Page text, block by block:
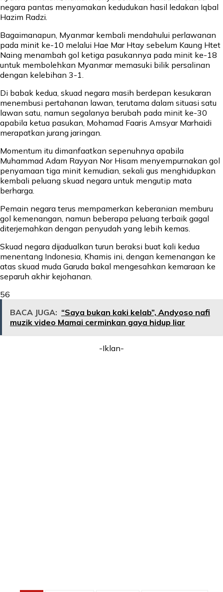
negara pantas menyamakan kedudukan hasil ledakan Iqbal
Hazim Radzi.
Bagaimanapun, Myanmar kembali mendahului perlawanan
pada minit ke-10 melalui Hae Mar Htay sebelum Kaung Htet
Naing menambah gol ketiga pasukannya pada minit ke-18
untuk membolehkan Myanmar memasuki bilik persalinan
dengan kelebihan 3-1.
Di babak kedua, skuad negara masih berdepan kesukaran
menembusi pertahanan lawan, terutama dalam situasi satu
lawan satu, namun segalanya berubah pada minit ke-30
apabila ketua pasukan, Mohamad Faaris Amsyar Marhaidi
merapatkan jurang jaringan.
Momentum itu dimanfaatkan sepenuhnya apabila
Muhammad Adam Rayyan Nor Hisam menyempurnakan gol
penyamaan tiga minit kemudian, sekali gus menghidupkan
kembali peluang skuad negara untuk mengutip mata
berharga.
Pemain negara terus mempamerkan keberanian memburu
gol kemenangan, namun beberapa peluang terbaik gagal
diterjemahkan dengan penyudah yang lebih kemas.
Skuad negara dijadualkan turun beraksi buat kali kedua
menentang Indonesia, Khamis ini, dengan kemenangan ke
atas skuad muda Garuda bakal mengesahkan kemaraan ke
separuh akhir kejohanan.
56
BACA JUGA: “Saya bukan kaki kelab”, Andyoso nafi
muzik video Mamai cerminkan gaya hidup liar
-Iklan-